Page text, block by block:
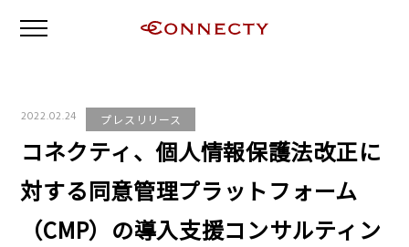
2022.02.24 プレスリリース
コネクティ、個人情報保護法改正に
対する同意管理プラットフォーム
（CMP）の導入支援コンサルティン